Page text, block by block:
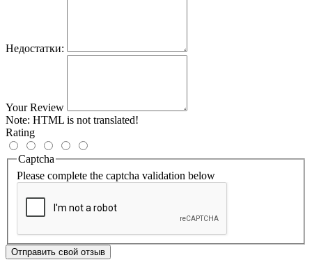
Недостатки:
Your Review
Note: HTML is not translated!
Rating
Captcha
Please complete the captcha validation below
Отправить свой отзыв